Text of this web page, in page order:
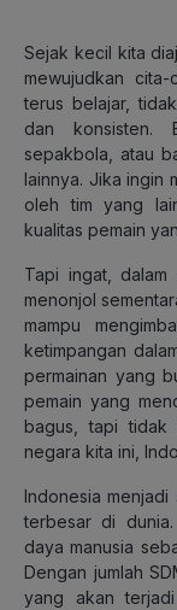
Sejak kecil kita
mewujudkan
terus belajar,
dan konsisten.
sepakbola, atau
lainnya. Jika ingin
oleh tim yang
kualitas pemain
Tapi ingat,
menonjol
mampu
ketimpangan
permainan yang
pemain yang
bagus, tapi tidak
negara kita ini,
Indonesia
terbesar di
daya manusia
Dengan jumlah
yang akan